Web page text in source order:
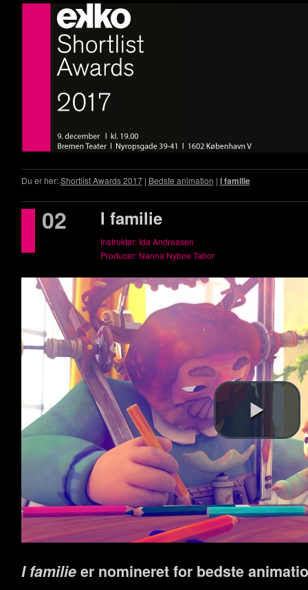
Du er her:Shortlist Awards 2017| Bedste animation | I familie
02 I familie
Instruktør: Ida Andreasen
Producer: Nanna Nyboe Tabor
I familieer nomineret for bedste